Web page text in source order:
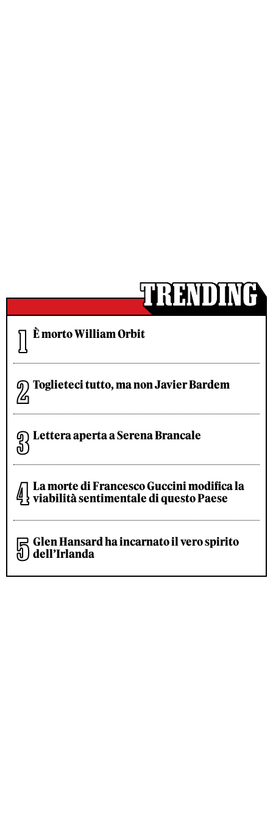
È morto William Orbit
Toglieteci tutto, ma non Javier Bardem
Lettera aperta a Serena Brancale
La morte di Francesco Guccini modifica la
viabilità sentimentale di questo Paese
Glen Hansard ha incarnato il vero spirito
dell’Irlanda